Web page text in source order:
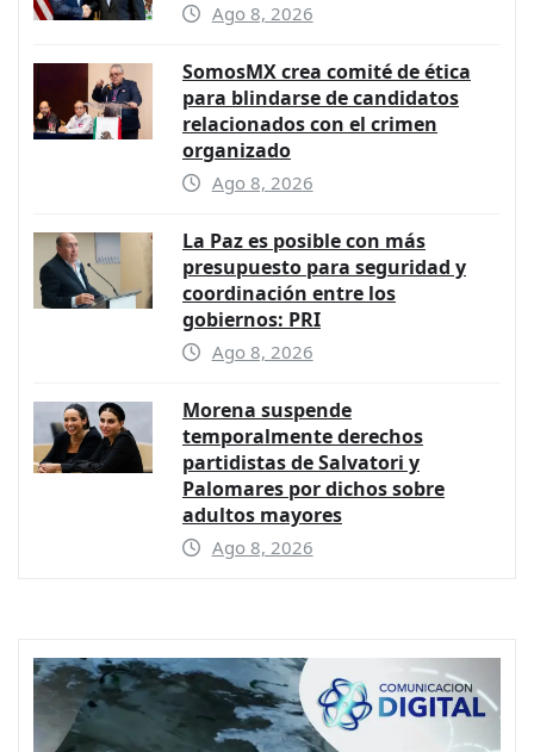
Ago 8, 2026
SomosMX crea comité de ética
para blindarse de candidatos
relacionados con el crimen
organizado
Ago 8, 2026
La Paz es posible con más
presupuesto para seguridad y
coordinación entre los
gobiernos: PRI
Ago 8, 2026
Morena suspende
temporalmente derechos
partidistas de Salvatori y
Palomares por dichos sobre
adultos mayores
Ago 8, 2026